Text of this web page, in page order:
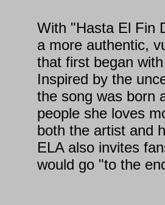
With "Hasta El Fin
a more authentic,
that first began
Inspired by the
the song was born
people she loves
both the artist and
ELA also invites
would go "to the